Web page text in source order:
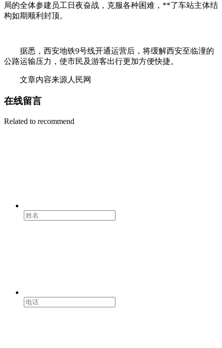
局的全体参建员工日夜奋战，克服各种困难，**了车站主体结
构如期顺利封顶。
据悉，西安地铁9号线开通运营后，将缓解西安至临潼的
公路运输压力，使市民及游客出行更加方便快捷。
文章内容来源人民网
在线留言
Related to recommend